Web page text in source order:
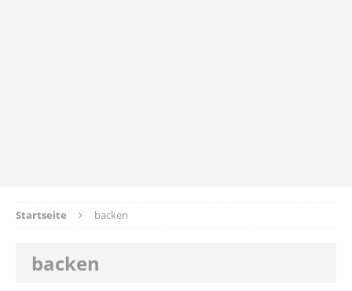
Startseite backen
backen